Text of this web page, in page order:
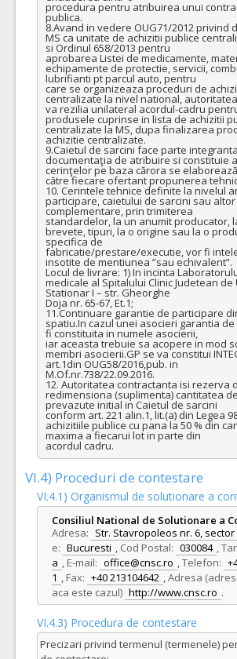
procedura pentru atribuirea unui
publica.
8.Avand in vedere OUG71/2012 privind
MS ca unitate de achizitii publice
si Ordinul 658/2013 pentru
aprobarea Listei de medicamente,
echipamente de protectie, servicii,
lubrifianti pt parcul auto, pentru
care se organizeaza proceduri de
centralizate la nivel national,
va rezilia unilateral acordul-cadru
produsele cuprinse in lista de achizitii
centralizate la MS, dupa finalizarea
achizitie centralizate.
9.Caietul de sarcini face parte
documentaţia de atribuire si constituie
cerinţelor pe baza cărora se
către fiecare ofertant propunerea
10. Cerintele tehnice definite la nivelul
participare, caietului de sarcini sau
complementare, prin trimiterea
standardelor, la un anumit producator,
brevete, tipuri, la o origine sau la o
specifica de
fabricatie/prestare/executie, vor fi
insotite de mentiunea ”sau echivalent”.
Locul de livrare: 1) In incinta
medicale al Spitalului Clinic Judetean de
Stationar I – str. Gheorghe
Doja nr. 65-67, Et.1;
11.Continuare garantie de participare
spatiu.In cazul unei asocieri garantia
fi constituita in numele asocierii,
iar aceasta trebuie sa acopere in mod
membri asocierii.GP se va constitui
art.1din OUG58/2016,pub. in
M.Of.nr.738/22.09.2016.
12. Autoritatea contractanta isi rezerva
redimensiona (suplimenta) cantitatea
prevazute initial in Caietul de sarcini
conform art. 221 alin.1, lit.(a) din Legea
achizitiile publice cu pana la 50 % din
maxima a fiecarui lot in parte din
acordul cadru.
VI.4) Proceduri de contestare
VI.4.1) Organismul de solutionare a
Consiliul National de Solutionare a
Adresa: Str. Stavropoleos nr. 6, sector
e: Bucuresti , Cod Postal: 030084 ,
a , E-mail: office@cnsc.ro ,Telefon:
1 , Fax: +40 213104642 ,Adresa
aca este cazul) http://www.cnsc.ro .
VI.4.3) Procedura de contestare
Precizari privind termenul (termenele)